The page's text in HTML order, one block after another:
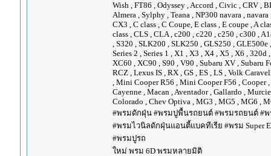
Wish , FT86 , Odyssey , Accord , Civic , CRV ,
Almera , Sylphy , Teana , NP300 navara ,
CX3 , C class , C Coupe, E class , E coupe , A
class , CLS , CLA , c200 , c220 , c250 , c300 ,
, S320 , SLK200 , SLK250 , GLS250 , GLE500e
Series 2 , Series 1 , X1 , X3 , X4 , X5 , X6 ,
XC60 , XC90 , S90 , V90 , Subaru XV , Subaru
RCZ , Lexus IS , RX , GS , ES , LS , Volk
, Mini Cooper R56 , Mini Cooper F56 , Cooper
Cayenne , Macan , Aventador , Gallardo ,
Colorado , Chev Optiva , MG3 , MG5 , MG6 ,
#พรมดักฝุ่น #พรมปูพื้นรถยนต์ #พรมรถยนต์ #พ
#พรมไวนิลดักฝุ่นแอนตี้แบคทีเรีย #พรม Super
#พรมปูรถ
ใหม่ พรม 6D พรมหลายมิติ